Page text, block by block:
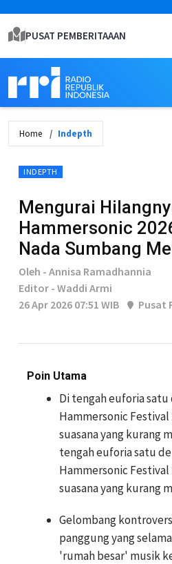
PUSAT PEMBERITAAAN
Home Indepth
INDEPTH
Mengurai
Hammersonic
Nada Sumbang
Oleh - Annisa Ramadhannia
Editor - Waddi Armi
26 Apr 2026 07:51 WIB
Pusat
Poin Utama
Di tengah euforia
Hammersonic
suasana yang kurang
tengah euforia satu
Hammersonic
suasana yang kurang
Gelombang
panggung yang
'rumah besar' musik